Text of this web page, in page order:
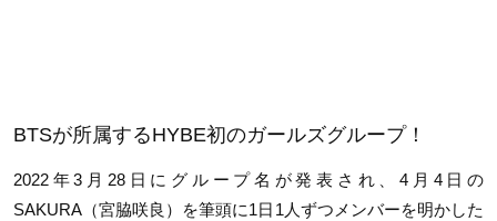
BTSが所属するHYBE初のガールズグループ！
2022年3月28日にグループ名が発表され、4月4日の
SAKURA（宮脇咲良）を筆頭に1日1人ずつメンバーを明かした